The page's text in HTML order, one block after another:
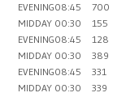
EVENING08:45 700
MIDDAY 00:30 155
EVENING08:45 128
MIDDAY 00:30 389
EVENING08:45 331
MIDDAY 00:30 339